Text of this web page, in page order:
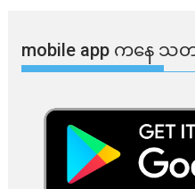
mobile app ​​ကနေ ​​သတ